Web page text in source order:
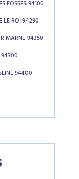
FOSSES 94100
LE ROI 94290
MARNE 94350
94300
94400